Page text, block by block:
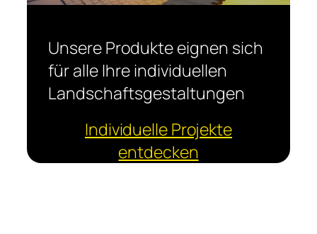
Unsere Produkte eignen sich
für alle Ihre individuellen
Landschaftsgestaltungen
Individuelle Projekte
entdecken